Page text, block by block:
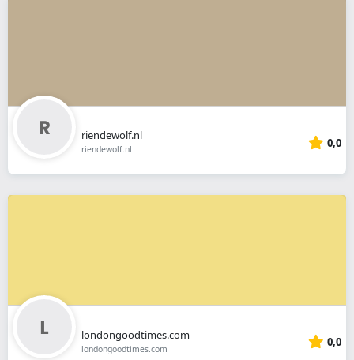
riendewolf.nl
riendewolf.nl 0,0
londongoodtimes.com
londongoodtimes.com 0,0